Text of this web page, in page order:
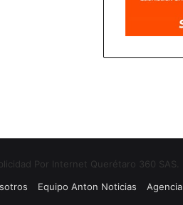
Por Internet Querétaro 360 SAS.
Equipo Anton Noticias Agencia